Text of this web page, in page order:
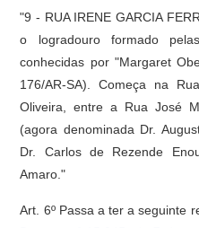
"9 - RUA IRENE GARCIA
o logradouro formado
conhecidas por "Margaret
176/AR-SA). Começa na
Oliveira, entre a Rua José
(agora denominada Dr.
Dr. Carlos de Rezende
Amaro."
Art. 6º Passa a ter a seguinte